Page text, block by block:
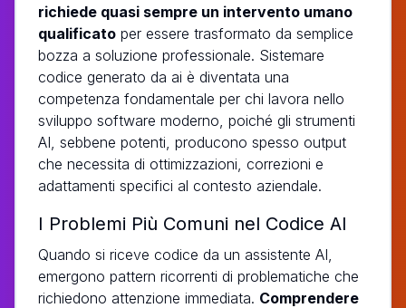
richiede quasi sempre un intervento umano
qualificato per essere trasformato da semplice
bozza a soluzione professionale. Sistemare
codice generato da ai è diventata una
competenza fondamentale per chi lavora nello
sviluppo software moderno, poiché gli strumenti
AI, sebbene potenti, producono spesso output
che necessita di ottimizzazioni, correzioni e
adattamenti specifici al contesto aziendale.
I Problemi Più Comuni nel Codice AI
Quando si riceve codice da un assistente AI,
emergono pattern ricorrenti di problematiche che
richiedono attenzione immediata. Comprendere